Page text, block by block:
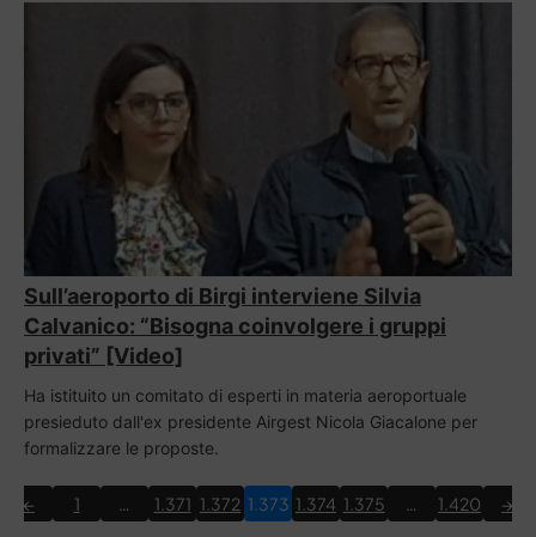
Sull’aeroporto di Birgi interviene Silvia
Calvanico: “Bisogna coinvolgere i gruppi
privati” [Video]
Ha istituito un comitato di esperti in materia aeroportuale
presieduto dall'ex presidente Airgest Nicola Giacalone per
formalizzare le proposte.
← 1 … 1.371 1.372 1.373 1.374 1.375 … 1.420 →